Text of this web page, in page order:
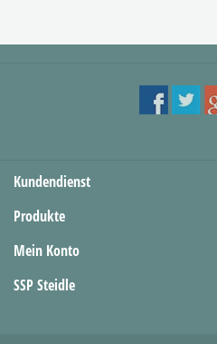
Kundendienst
Produkte
Mein Konto
SSP Steidle